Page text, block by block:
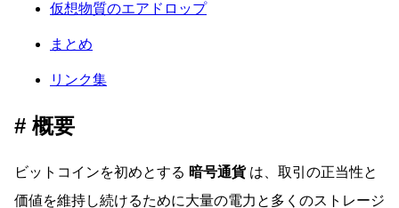
仮想物質のエアドロップ
まとめ
リンク集
概要
ビットコインを初めとする 暗号通貨は、取引の正当性と
価値を維持し続けるために大量の電力と多くのストレージ